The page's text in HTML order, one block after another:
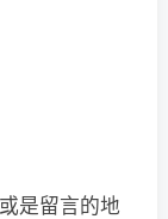
是留言的地